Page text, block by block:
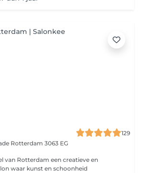
129
Rotterdam 3063 EG
een creatieve en
waar kunst en schoonheid